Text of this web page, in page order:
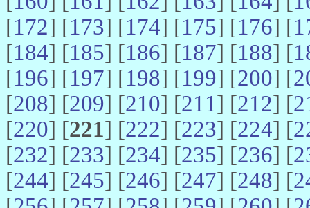
[172] [173] [174] [175] [176] [
[184] [185] [186] [187] [188] [
[196] [197] [198] [199] [200] [
[208] [209] [210] [211] [212] [
[220] [221] [222] [223] [224] [
[232] [233] [234] [235] [236] [
[244] [245] [246] [247] [248] [